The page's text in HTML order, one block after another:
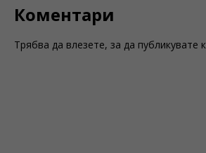
Коментари
Трябва да влезете, за да публикувате